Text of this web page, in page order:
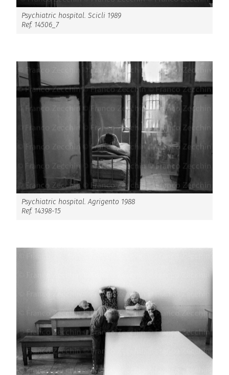
Psychiatric hospital. Scicli 1989
Ref. 14506_7
Psychiatric hospital. Agrigento 1988
Ref. 14398-15